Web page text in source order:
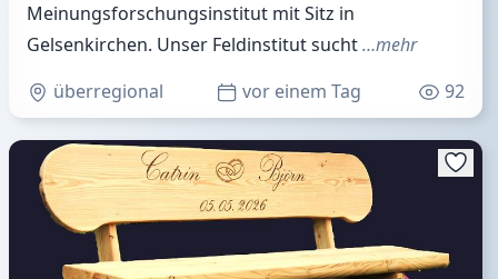
Meinungsforschungsinstitut mit Sitz in
Gelsenkirchen. Unser Feldinstitut sucht…mehr
überregional
vor einem Tag 92